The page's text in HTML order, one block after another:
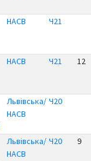
НАСВ Ч21
НАСВ Ч21 12
Львівська/
НАСВ
Ч20
Львівська/
НАСВ
Ч20 9